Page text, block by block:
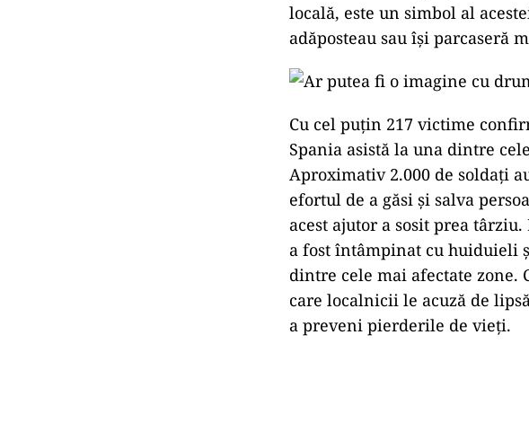
locală, este un simbol al
adăposteau sau își parcaseră
Cu cel puțin 217 victime
Spania asistă la una dintre
Aproximativ 2.000 de soldați
efortul de a găsi și salva
acest ajutor a sosit prea
a fost întâmpinat cu huiduieli
dintre cele mai afectate zone.
care localnicii le acuză de
a preveni pierderile de vieți.